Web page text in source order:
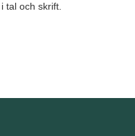
tal och skrift.